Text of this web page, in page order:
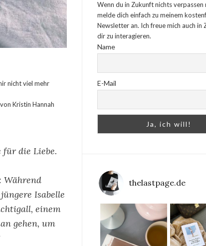
nicht viel mehr
Kristin Hannah
die Liebe.
Während
Isabelle
einem
gehen, um
Wenn du in Zukunft nichts verpassen
melde dich einfach zu meinem
Newsletter an. Ich freue mich auch in
dir zu interagieren.
Name
E-Mail
thelastpage.de